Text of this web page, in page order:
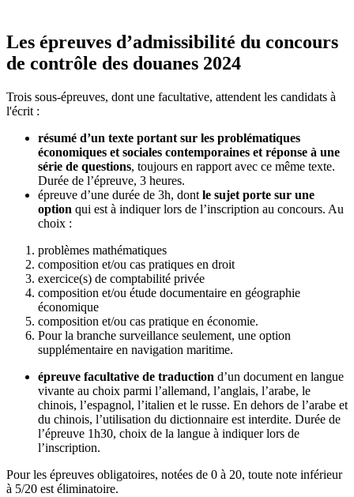
Les épreuves d’admissibilité du concours
de contrôle des douanes 2024
Trois sous-épreuves, dont une facultative, attendent les candidats à
l'écrit :
résumé d’un texte portant sur les problématiques
économiques et sociales contemporaines et réponse à une
série de questions, toujours en rapport avec ce même texte.
Durée de l’épreuve, 3 heures.
épreuve d’une durée de 3h, dont le sujet porte sur une
option qui est à indiquer lors de l’inscription au concours. Au
choix :
problèmes mathématiques
composition et/ou cas pratiques en droit
exercice(s) de comptabilité privée
composition et/ou étude documentaire en géographie
économique
composition et/ou cas pratique en économie.
Pour la branche surveillance seulement, une option
supplémentaire en navigation maritime.
épreuve facultative de traduction d’un document en langue
vivante au choix parmi l’allemand, l’anglais, l’arabe, le
chinois, l’espagnol, l’italien et le russe. En dehors de l’arabe et
du chinois, l’utilisation du dictionnaire est interdite. Durée de
l’épreuve 1h30, choix de la langue à indiquer lors de
l’inscription.
Pour les épreuves obligatoires, notées de 0 à 20, toute note inférieur
à 5/20 est éliminatoire.